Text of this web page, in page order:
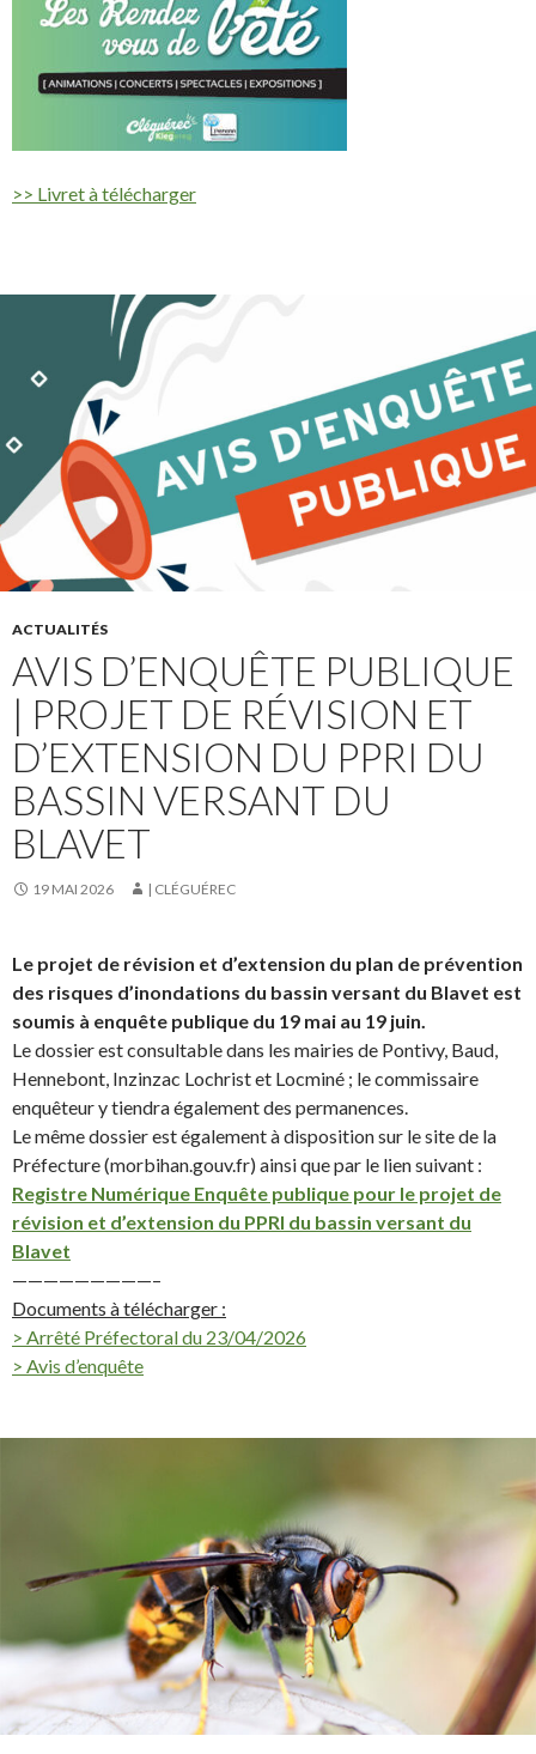
>> Livret à télécharger
ACTUALITÉS
AVIS D’ENQUÊTE PUBLIQUE
| PROJET DE RÉVISION ET
D’EXTENSION DU PPRI DU
BASSIN VERSANT DU
BLAVET
19 MAI 2026 | CLÉGUÉREC
Le projet de révision et d’extension du plan de prévention
des risques d’inondations du bassin versant du Blavet est
soumis à enquête publique du 19 mai au 19 juin.
Le dossier est consultable dans les mairies de Pontivy, Baud,
Hennebont, Inzinzac Lochrist et Locminé ; le commissaire
enquêteur y tiendra également des permanences.
Le même dossier est également à disposition sur le site de la
Préfecture (morbihan.gouv.fr) ainsi que par le lien suivant :
Registre Numérique Enquête publique pour le projet de
révision et d’extension du PPRI du bassin versant du
Blavet
—————————–
Documents à télécharger :
> Arrêté Préfectoral du 23/04/2026
> Avis d’enquête